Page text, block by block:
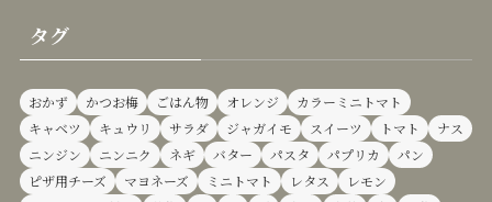
タグ
おかず かつお梅 ごはん物 オレンジ
カラーミニトマト
キャベツ
キュウリ サラダ ジャガイモ スイーツ トマト
ナス
ニンジン
ニンニク ネギ バター パスタ パプリカ
パン
ピザ用チーズ
マヨネーズ ミニトマト レタス
レモン